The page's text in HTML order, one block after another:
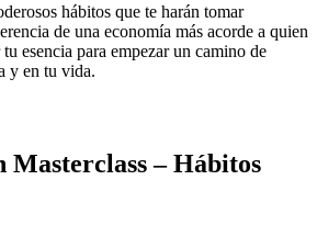
hábitos que te harán tomar
de una economía más acorde a quien
esencia para empezar un camino de
y en tu vida.
Masterclass – Hábitos